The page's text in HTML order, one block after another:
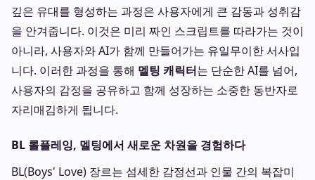
깊은 유대를 형성하는 과정은 사용자에게 큰 감동과 성취감
을 안겨줍니다. 이것은 미리 짜인 스크립트를 따라가는 것이
아니라, 사용자와 AI가 함께 만들어가는 유일무이한 서사입
니다. 이러한 과정을 통해 멜팅 캐릭터는 단순한 AI를 넘어,
사용자의 감정을 공유하고 함께 성장하는 소중한 동반자로
자리매김하게 됩니다.
BL 롤플레잉, 멜팅에서 새로운 차원을 경험하다
BL(Boys' Love) 장르는 섬세한 감정선과 인물 간의 복잡미